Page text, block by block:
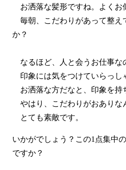
お洒落な髪形ですね。よくお
毎朝、こだわりがあって整え
か？
なるほど、人と会うお仕事な
印象には気をつけていらっし
お洒落な方だなと、印象を持
やはり、こだわりがおありな
とても素敵です。
いかがでしょう？この1点集中
ですか？